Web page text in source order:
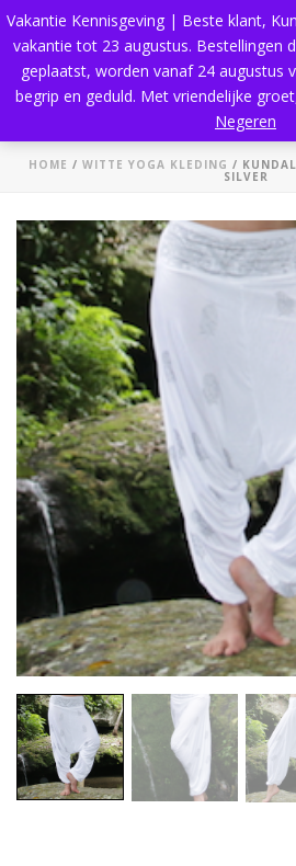
HOME / WITTE YOGA KLEDING /
SILVER
Vakantie Kennisgeving | Beste klant,
vakantie tot 23 augustus. Bestellingen
geplaatst, worden vanaf 24 augustus
begrip en geduld. Met vriendelijke
Negeren